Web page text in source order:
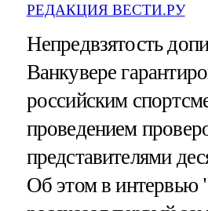
РЕДАКЦИЯ ВЕСТИ.РУ
Непредвзятость
Ванкувере
российским
проведением
представителями
Об этом в интервью